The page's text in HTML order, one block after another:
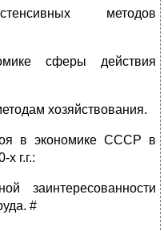
методов
сферы действия
хозяйствования.
в экономике СССР в
г.г.:
заинтересованности
#